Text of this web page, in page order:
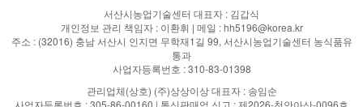
서산시농업기술센터 대표자 : 김갑식
개인정보 관리 책임자 : 이환휘 | 메일 : hh5196@korea.kr
주소 : (32016) 충남 서산시 인지면 무학재1길 99, 서산시농업기술센터 농식품유
통과
사업자등록번호 : 310-83-01398
관리업체(상호) (주)상상이상 대표자 : 송임순